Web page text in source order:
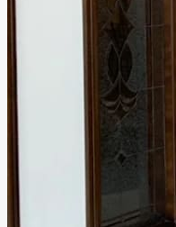
Trei
Salón
Información